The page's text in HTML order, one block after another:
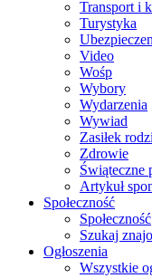
Transport i
Turystyka
Video
Wośp
Wybory
Wydarzenia
Wywiad
Zasiłek
Zdrowie
Świąteczne
Artykuł
Społeczność
Społeczność
Szukaj
Ogłoszenia
Wszystkie